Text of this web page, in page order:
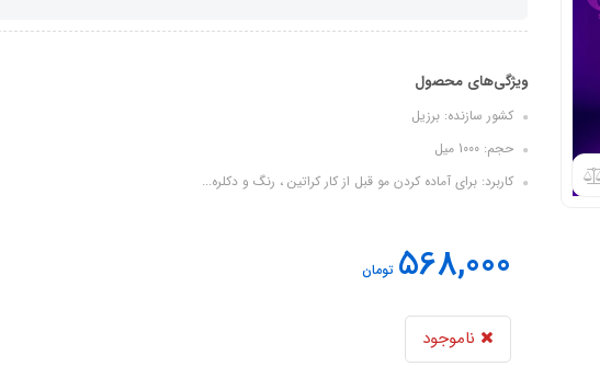
ویژگی‌های محصول
کشور سازنده: برزیل
حجم: 1000 میل
کاربرد: برای آماده کردن مو قبل از کار کراتین ، رنگ و دکلره...
568,000 تومان
ناموجود